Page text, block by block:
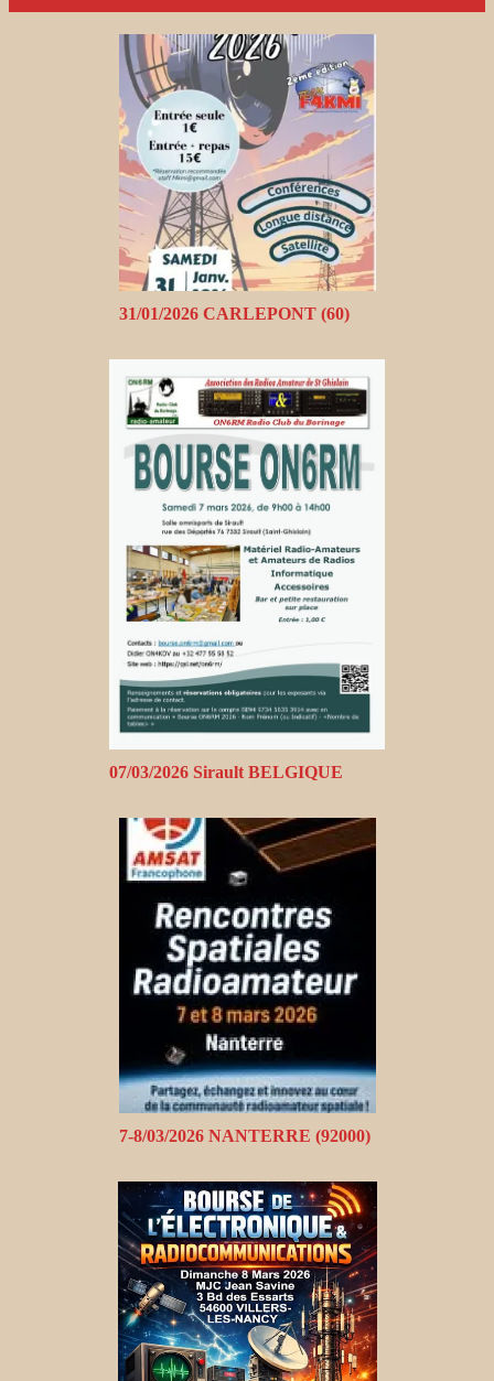
31/01/2026 CARLEPONT (60)
07/03/2026 Sirault BELGIQUE
7-8/03/2026 NANTERRE (92000)